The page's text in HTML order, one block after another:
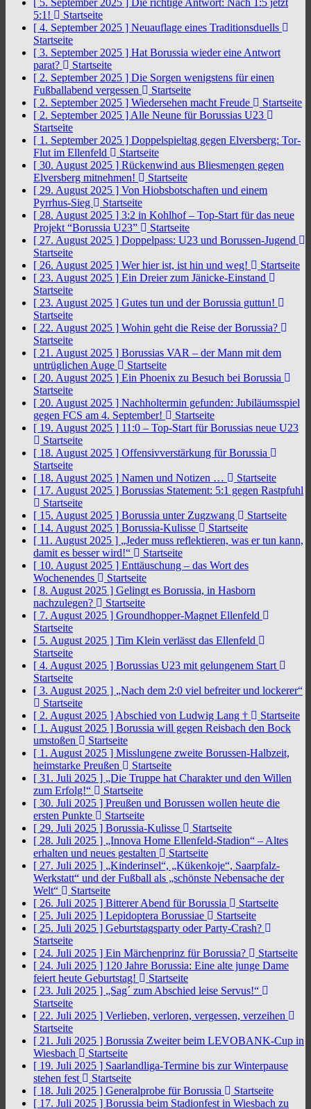
[ 5. September 2025 ] Die richtige Antwort: Nach 1:5 jetzt
5:1!
Startseite
[ 4. September 2025 ] Neuauflage eines Traditionsduells
Startseite
[ 3. September 2025 ] Hat Borussia wieder eine Antwort
parat?
Startseite
[ 2. September 2025 ] Die Sorgen wenigstens für einen
Fußballabend vergessen
Startseite
[ 2. September 2025 ] Wiedersehen macht Freude
Startseite
[ 2. September 2025 ] Alle Neune für Borussias U23
Startseite
[ 1. September 2025 ] Doppelspieltag gegen Elversberg: Tor-
Flut im Ellenfeld
Startseite
[ 30. August 2025 ] Rückenwind aus Bliesmengen gegen
Elversberg mitnehmen!
Startseite
[ 29. August 2025 ] Von Hiobsbotschaften und einem
Pyrrhus-Sieg
Startseite
[ 28. August 2025 ] 3:2 in Kohlhof – Top-Start für das neue
Projekt “Borussia U23”
Startseite
[ 27. August 2025 ] Doppelpass: U23 und Borussen-Jugend
Startseite
[ 26. August 2025 ] Wer hier ist, ist hin und weg!
Startseite
[ 23. August 2025 ] Ein Dreier zum Jänicke-Einstand
Startseite
[ 23. August 2025 ] Gutes tun und der Borussia guttun!
Startseite
[ 22. August 2025 ] Wohin geht die Reise der Borussia?
Startseite
[ 21. August 2025 ] Borussias VAR – der Mann mit dem
untrüglichen Auge
Startseite
[ 20. August 2025 ] Ein Phoenix zu Besuch bei Borussia
Startseite
[ 20. August 2025 ] Nachholtermin gefunden: Jubiläumsspiel
gegen FCS am 4. September!
Startseite
[ 19. August 2025 ] 11:0 – Top-Start für Borussias neue U23
Startseite
[ 18. August 2025 ] Offensivverstärkung für Borussia
Startseite
[ 18. August 2025 ] Namen und Notizen …
Startseite
[ 17. August 2025 ] Borussias Statement: 5:1 gegen Rastpfuhl
Startseite
[ 15. August 2025 ] Borussia unter Zugzwang
Startseite
[ 14. August 2025 ] Borussia-Kulisse
Startseite
[ 11. August 2025 ] „Jeder muss reflektieren, was er tun kann,
damit es besser wird!“
Startseite
[ 10. August 2025 ] Enttäuschung – das Wort des
Wochenendes
Startseite
[ 8. August 2025 ] Gelingt es Borussia, in Hasborn
nachzulegen?
Startseite
[ 7. August 2025 ] Groundhopper-Magnet Ellenfeld
Startseite
[ 5. August 2025 ] Tim Klein verlässt das Ellenfeld
Startseite
[ 4. August 2025 ] Borussias U23 mit gelungenem Start
Startseite
[ 3. August 2025 ] „Nach dem 2:0 viel befreiter und lockerer“
Startseite
[ 2. August 2025 ] Abschied von Ludwig Lang †
Startseite
[ 1. August 2025 ] Borussia will gegen Reisbach den Bock
umstoßen
Startseite
[ 1. August 2025 ] Misslungene zweite Borussen-Halbzeit,
heimstarke Preußen
Startseite
[ 31. Juli 2025 ] „Die Truppe hat Charakter und den Willen
zum Erfolg!“
Startseite
[ 30. Juli 2025 ] Preußen und Borussen wollen heute die
ersten Punkte
Startseite
[ 29. Juli 2025 ] Borussia-Kulisse
Startseite
[ 28. Juli 2025 ] „Innova Home Ellenfeld-Stadion“ – Altes
erhalten und neues gestalten
Startseite
[ 27. Juli 2025 ] „Kinderinsel“, „Kükenkoje“, Saarpfalz-
Werkstatt“ und der Fußball als „schönste Nebensache der
Welt“
Startseite
[ 26. Juli 2025 ] Bitterer Abend für Borussia
Startseite
[ 25. Juli 2025 ] Lepidoptera Borussiae
Startseite
[ 25. Juli 2025 ] Geburtstagsparty oder Party-Crash?
Startseite
[ 24. Juli 2025 ] Ein Märchenprinz für Borussia?
Startseite
[ 24. Juli 2025 ] 120 Jahre Borussia: Eine alte junge Dame
feiert heute Geburtstag!
Startseite
[ 23. Juli 2025 ] „Sag´ zum Abschied leise Servus!“
Startseite
[ 22. Juli 2025 ] Verlieben, verloren, vergessen, verzeihen
Startseite
[ 21. Juli 2025 ] Borussia Zweiter beim LEVOBANK-Cup in
Wiesbach
Startseite
[ 19. Juli 2025 ] Saarlandliga-Termine bis zur Winterpause
stehen fest
Startseite
[ 18. Juli 2025 ] Generalprobe für Borussia
Startseite
[ 17. Juli 2025 ] Borussia beim Stadionfest in Wiesbach zu